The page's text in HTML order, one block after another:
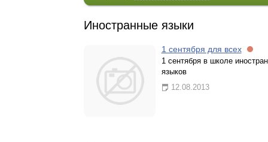
Иностранные языки
1 сентября для всех
1 сентября в школе
языков
12.08.2013